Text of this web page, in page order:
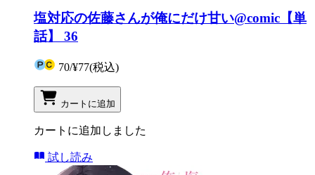
塩対応の佐藤さんが俺にだけ甘い@comic【単
話】 36
70/¥77(税込)
カートに追加
カートに追加しました
試し読み